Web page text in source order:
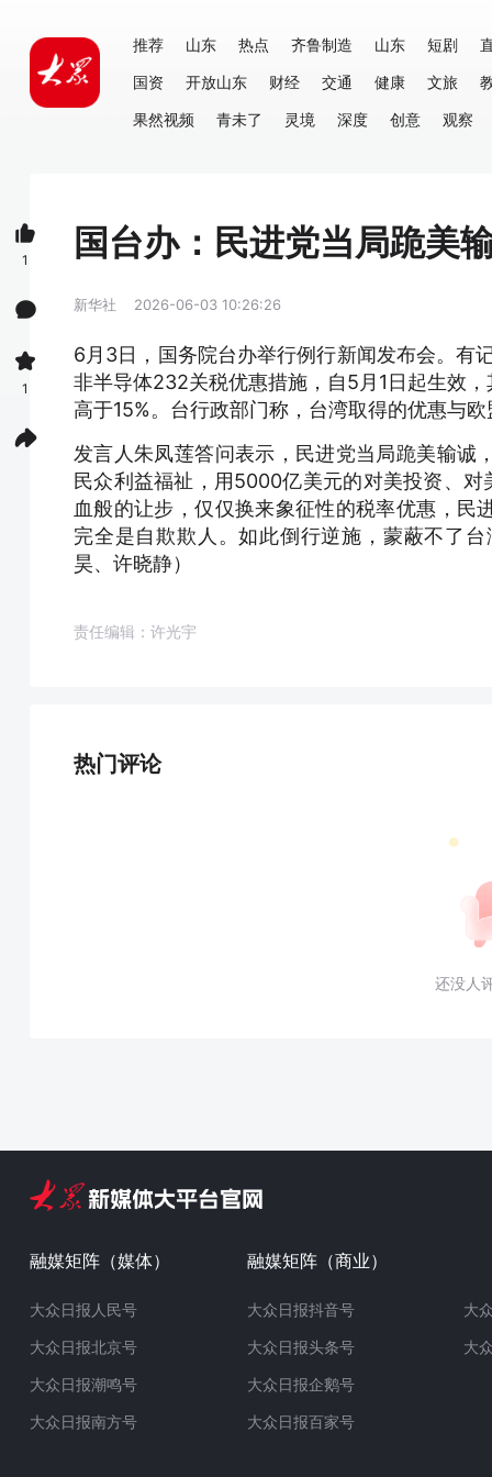
推荐 山东 热点 齐鲁制造 山东 短剧
国资
开放山东 财经 交通 健康 文旅
果然视频
青未了 灵境 深度 创意 观察
国台办：民进党当局跪美
新华社 2026-06-03 10:26:26
6月3日，国务院台办举行例行新闻发布会。有
非半导体232关税优惠措施，自5月1日起生效
高于15%。台行政部门称，台湾取得的优惠与
发言人朱凤莲答问表示，民进党当局跪美输诚
民众利益福祉，用5000亿美元的对美投资、
血般的让步，仅仅换来象征性的税率优惠，民
完全是自欺欺人。如此倒行逆施，蒙蔽不了
昊、许晓静）
责任编辑：许光宇
热门评论
还没人
1
1
融媒矩阵（媒体）
大众日报人民号
大众日报北京号
大众日报潮鸣号
大众日报南方号
融媒矩阵（商业）
大众日报抖音号
大众日报头条号
大众日报企鹅号
大众日报百家号
大
大